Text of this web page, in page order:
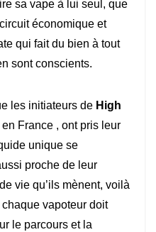
sa vape à lui seul, que
économique et
qui fait du bien à tout
sont conscients.
les initiateurs de High
France , ont pris leur
unique se
proche de leur
vie qu’ils mènent, voilà
vapoteur doit
le parcours et la